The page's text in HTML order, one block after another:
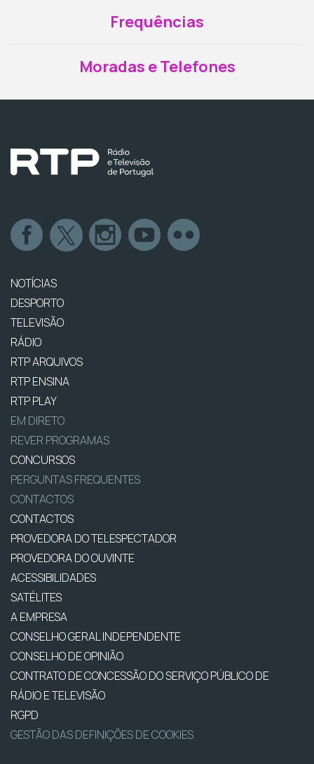
Frequências
Moradas e Telefones
NOTÍCIAS
DESPORTO
TELEVISÃO
RÁDIO
RTP ARQUIVOS
RTP ENSINA
RTP PLAY
EM DIRETO
REVER PROGRAMAS
CONCURSOS
PERGUNTAS FREQUENTES
CONTACTOS
CONTACTOS
PROVEDORA DO TELESPECTADOR
PROVEDORA DO OUVINTE
ACESSIBILIDADES
SATÉLITES
A EMPRESA
CONSELHO GERAL INDEPENDENTE
CONSELHO DE OPINIÃO
CONTRATO DE CONCESSÃO DO SERVIÇO PÚBLICO DE
RÁDIO E TELEVISÃO
RGPD
GESTÃO DAS DEFINIÇÕES DE COOKIES